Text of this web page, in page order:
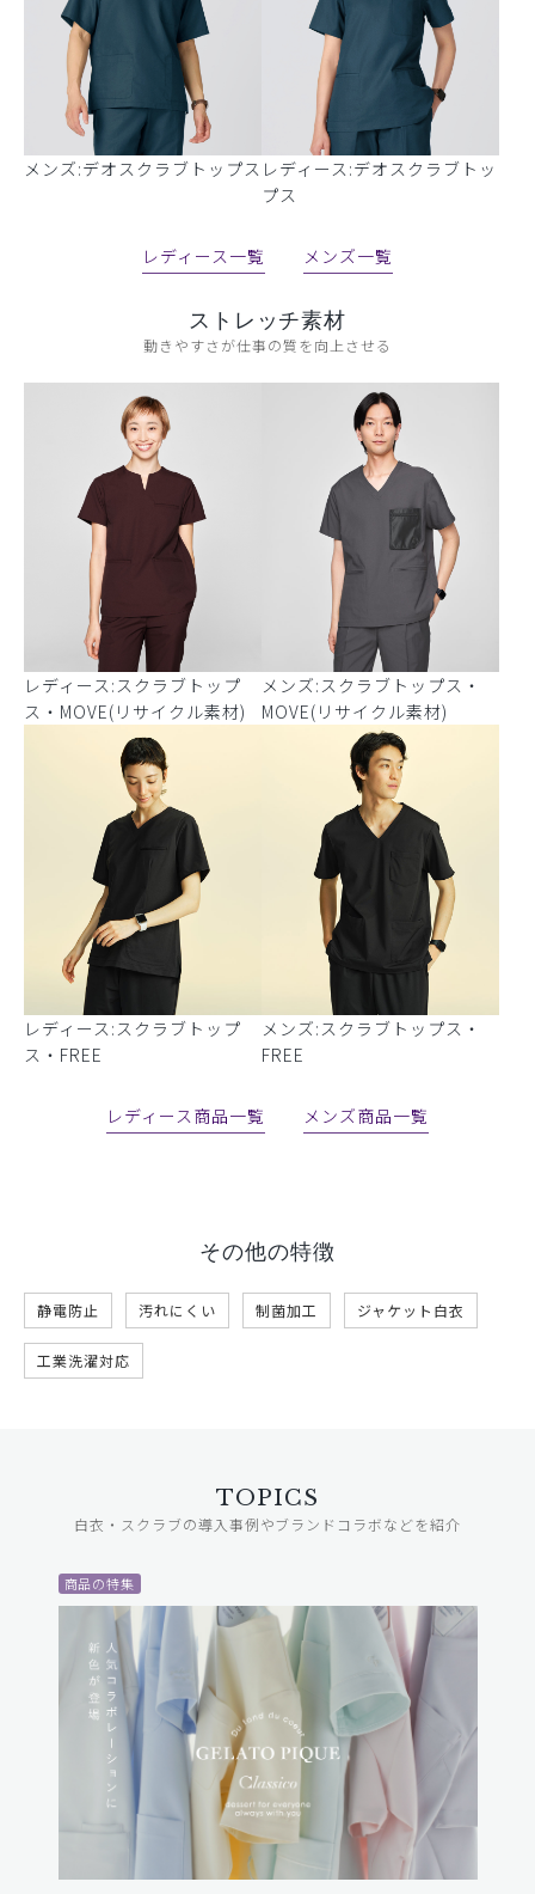
メンズ:デオスクラブトップス レディース:デオスクラブトッ
プス
レディース一覧 メンズ一覧
ストレッチ素材
動きやすさが仕事の質を向上させる
レディース:スクラブトップ
ス・MOVE(リサイクル素材)
メンズ:スクラブトップス・
MOVE(リサイクル素材)
レディース:スクラブトップ
ス・FREE
メンズ:スクラブトップス・
FREE
レディース商品一覧 メンズ商品一覧
その他の特徴
静電防止 汚れにくい 制菌加工 ジャケット白衣
工業洗濯対応
TOPICS
白衣・スクラブの導入事例やブランドコラボなどを紹介
商品の特集